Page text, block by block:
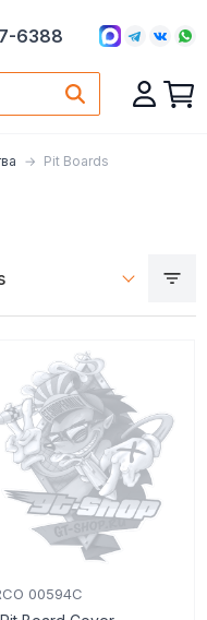
6388
Pit Boards
00594C